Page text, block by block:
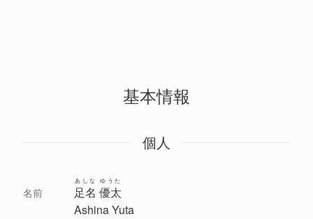
基本情報
個人
名前 足名 優太
あしな ゆうた
Ashina Yuta